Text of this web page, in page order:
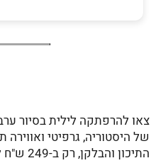
צאו להרפתקה לילית בסיור
של היסטוריה, גרפיטי
התיכון והבלקן, רק ב-249 ש"ח ליחיד בקבוצה (כולל טעימות)